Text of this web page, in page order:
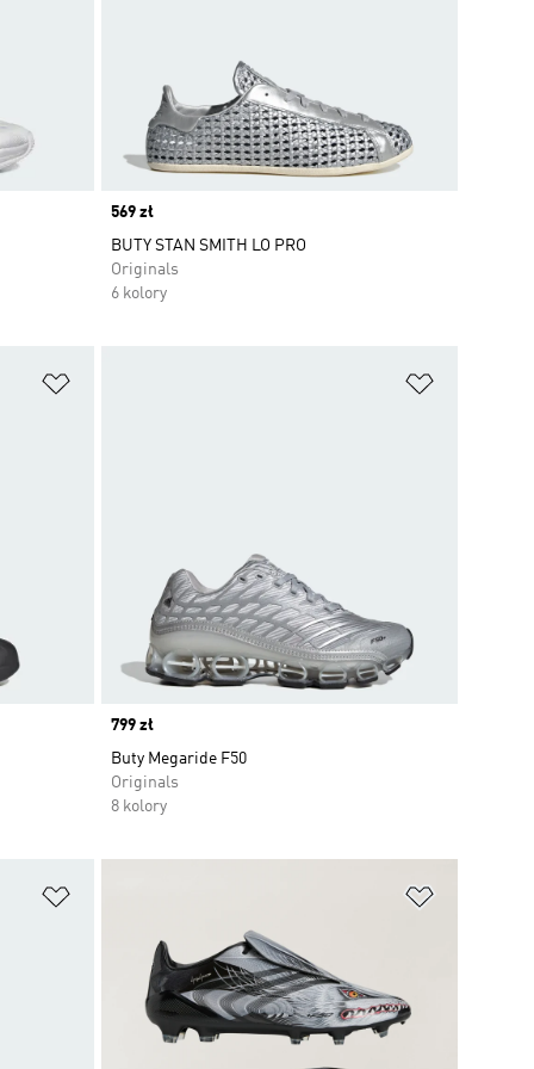
Price
569 zł
BUTY STAN SMITH LO PRO
Originals
6 kolory
Price
799 zł
Buty Megaride F50
Originals
8 kolory